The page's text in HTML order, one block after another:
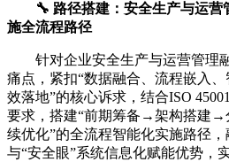
🔧 路径搭建：安全生产与运
施全流程路径
针对企业安全生产与运营管理
痛点，紧扣“数据融合、流程嵌入
效落地”的核心诉求，结合ISO
要求，搭建“前期筹备→架构搭建
续优化”的全流程智能化实施路径
与“安全眼”系统信息化赋能优势，